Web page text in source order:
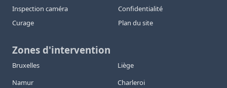
Inspection caméra
Curage
Confidentialité
Plan du site
Zones d'intervention
Bruxelles
Liège
Namur
Charleroi